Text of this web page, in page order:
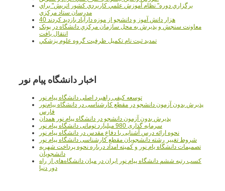
برگزاري دوره" نظام آموزش علمي كاربردي كشور اتريش" براي
مدرسان ستاد مرکزي
40 هزار دانش آموز و دانشجو از موزه دارآباد بازديد کردند
معاونت سنجش و پذيرش به محل سازمان مرکزي دانشگاه در پونک
انتقال يافت
تمديد ثبت نام تکميل ظرفيت گروه علوم پزشکي
اخبار دانشگاه پیام نور
توسعه کیفی راهبرد اصلی دانشگاه پیام نور
پذیرش بدون آزمون دانشجو در مقطع کارشناسی در دانشگاه پیام‌نور
فارس
پذیرش بدون آزمون دانشجو در دانشگاه پیام نور همدان
سرمایه گذاری 980 میلیارد تومانی دانشگاه پیام نور
نحوه ارائه درس آشنایی با دفاع مقدس در دانشگاه پیام نور
شروط تغییر رشته دانشجویان مقطع کارشناسی دانشگاه پیام نور
تصمیمات دانشگاه یام نور و کمیته امداد درباره نحوه پرداخت شهریه
دانشجویان
کسب رتبه ششم دانشگاه پیام نور ایران در میان دانشگاه‌های از راه
دور دنیا